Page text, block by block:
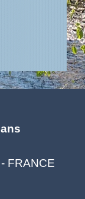
FRANCE